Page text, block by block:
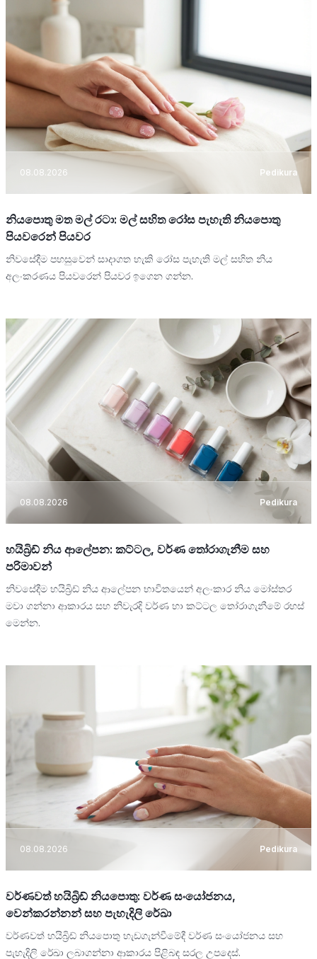
08.08.2026 Pedikura
නියපොතු මත මල් රටා: මල් සහිත රෝස පැහැති නියපොතු
පියවරෙන් පියවර
නිවසේදීම පහසුවෙන් සාදාගත හැකි රෝස පැහැති මල් සහිත නිය
අලංකරණය පියවරෙන් පියවර ඉගෙන ගන්න.
08.08.2026 Pedikura
හයිබ්‍රිඩ් නිය ආලේපන: කට්ටල, වර්ණ තෝරාගැනීම සහ
පරිමාවන්
නිවසේදීම හයිබ්‍රිඩ් නිය ආලේපන භාවිතයෙන් අලංකාර නිය මෝස්තර
මවා ගන්නා ආකාරය සහ නිවැරදි වර්ණ හා කට්ටල තෝරාගැනීමේ රහස්
මෙන්න.
08.08.2026 Pedikura
වර්ණවත් හයිබ්‍රිඩ් නියපොතු: වර්ණ සංයෝජනය,
වෙන්කරන්නන් සහ පැහැදිලි රේඛා
වර්ණවත් හයිබ්‍රිඩ් නියපොතු හැඩගැන්වීමේදී වර්ණ සංයෝජනය සහ
පැහැදිලි රේඛා ලබාගන්නා ආකාරය පිළිබඳ සරල උපදෙස්.